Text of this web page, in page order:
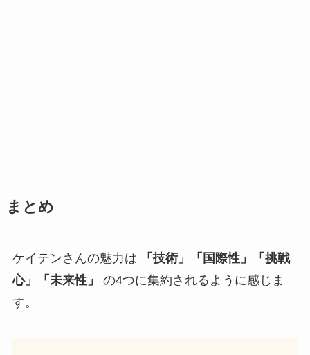
まとめ
ケイテンさんの魅力は
「技術」「国際性」「挑戦
心」「未来性」
の4つに集約されるように感じま
す。